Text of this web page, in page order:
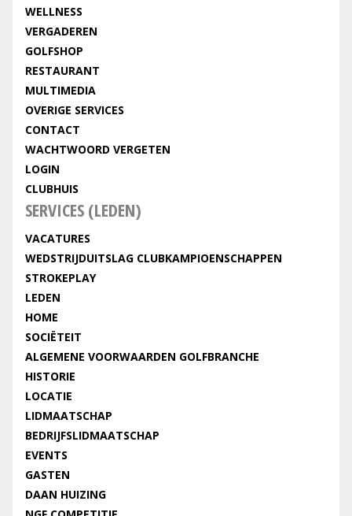
WELLNESS
VERGADEREN
GOLFSHOP
RESTAURANT
MULTIMEDIA
OVERIGE SERVICES
CONTACT
WACHTWOORD VERGETEN
LOGIN
CLUBHUIS
SERVICES (LEDEN)
VACATURES
WEDSTRIJDUITSLAG CLUBKAMPIOENSCHAPPEN
STROKEPLAY
LEDEN
HOME
SOCIËTEIT
ALGEMENE VOORWAARDEN GOLFBRANCHE
HISTORIE
LOCATIE
LIDMAATSCHAP
BEDRIJFSLIDMAATSCHAP
EVENTS
GASTEN
DAAN HUIZING